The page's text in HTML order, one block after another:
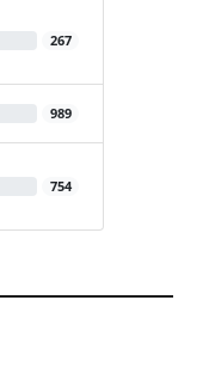
267
989
754